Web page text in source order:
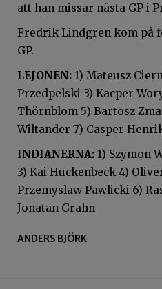
att han missar nästa GP i
Fredrik Lindgren kom på
GP.
LEJONEN: 1) Mateusz
Przedpelski 3) Kacper
Thörnblom 5) Bartosz
Wiltander 7) Casper
INDIANERNA: 1) Szymon
3) Kai Huckenbeck 4)
Przemyslaw Pawlicki 6)
Jonatan Grahn
ANDERS BJÖRK